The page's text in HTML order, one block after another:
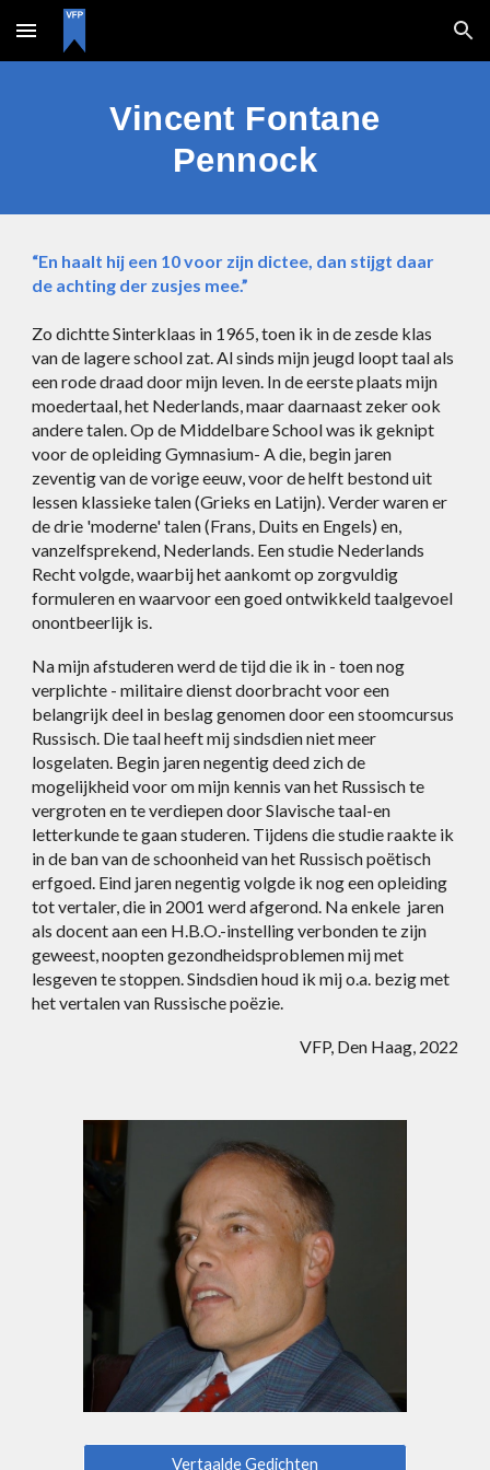
Skip to main content Skip to navigation
Vincent Fontane
Pennock
“En haalt hij een 10 voor zijn dictee, dan stijgt daar
de achting der zusjes mee.”
Zo dichtte Sinterklaas in 1965, toen ik in de zesde klas
van de lagere school zat. Al sinds mijn jeugd loopt taal als
een rode draad door mijn leven. In de eerste plaats mijn
moedertaal, het Nederlands, maar daarnaast zeker ook
andere talen. Op de Middelbare School was ik geknipt
voor de opleiding Gymnasium- A die, begin jaren
zeventig van de vorige eeuw, voor de helft bestond uit
lessen klassieke talen (Grieks en Latijn). Verder waren er
de drie 'moderne' talen (Frans, Duits en Engels) en,
vanzelfsprekend, Nederlands. Een studie Nederlands
Recht volgde, waarbij het aankomt op zorgvuldig
formuleren en waarvoor een goed ontwikkeld taalgevoel
onontbeerlijk is.
Na mijn afstuderen werd de tijd die ik in - toen nog
verplichte - militaire dienst doorbracht voor een
belangrijk deel in beslag genomen door een stoomcursus
Russisch. Die taal heeft mij sindsdien niet meer
losgelaten. Begin jaren negentig deed zich de
mogelijkheid voor om mijn kennis van het Russisch te
vergroten en te verdiepen door Slavische taal-en
letterkunde te gaan studeren. Tijdens die studie raakte ik
in de ban van de schoonheid van het Russisch poëtisch
erfgoed. Eind jaren negentig volgde ik nog een opleiding
tot vertaler, die in 2001 werd afgerond. Na enkele jaren
als docent aan een H.B.O.-instelling verbonden te zijn
geweest, noopten gezondheidsproblemen mij met
lesgeven te stoppen. Sindsdien houd ik mij o.a. bezig met
het vertalen van Russische poëzie.
VFP, Den Haag, 2022
Vertaalde Gedichten